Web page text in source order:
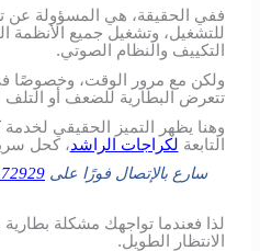
ففي الحقيقة، هي المسؤولة عن
للتشغيل، وتشغيل جميع الأنظمة
التكييف والنظام الصوتي.
ولكن مع مرور الوقت، وخصوصًا
تتعرض البطارية للضعف أو التلف
وهنا يظهر التميز الحقيقي لخدمة
التابعة لكراجات الراشد، كحل
سارع بالإتصال فورًا على
لذا فعندما تواجهك مشكلة
الانتظار الطويل.